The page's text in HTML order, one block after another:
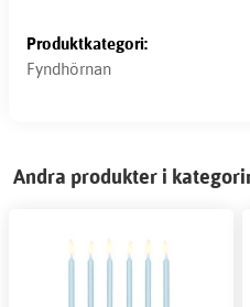
Produktkategori:
Fyndhörnan
Andra produkter i